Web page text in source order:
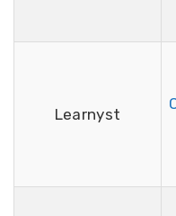
Learnyst